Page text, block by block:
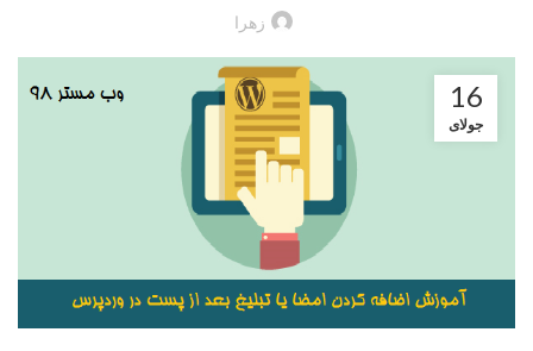
زهرا
16
جولای